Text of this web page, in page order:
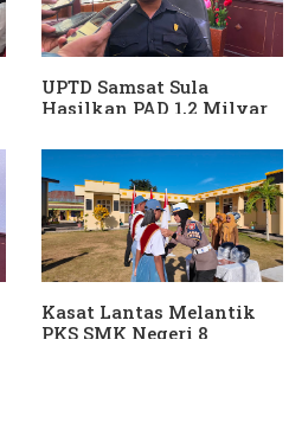
UPTD Samsat Sula
Hasilkan PAD 1,2 Milyar
Kasat Lantas Melantik
PKS SMK Negeri 8